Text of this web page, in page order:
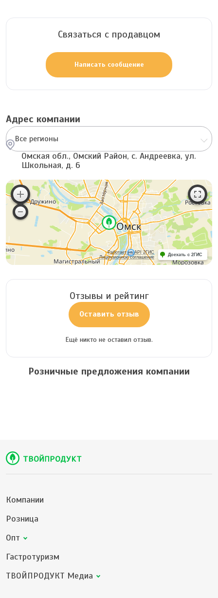
Связаться с продавцом
Написать сообщение
Адрес компании
Все регионы
Омская обл., Омский Район, с. Андреевка, ул.
Школьная, д. 6
Работает на API 2ГИС
Лицензионное соглашение
Доехать с 2ГИС
Отзывы и рейтинг
Оставить отзыв
Ещё никто не оставил отзыв.
Розничные предложения компании
Компании
Розница
Опт
Гастротуризм
ТВОЙПРОДУКТ Медиа